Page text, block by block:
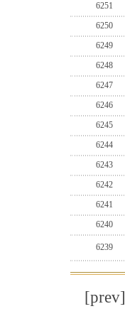
6251
6250
6249
6248
6247
6246
6245
6244
6243
6242
6241
6240
6239
[prev]